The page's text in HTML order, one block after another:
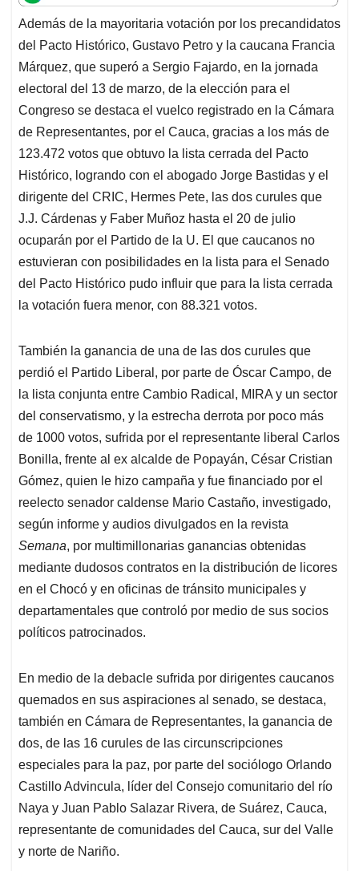
t
s
A
p
p
e
b
o
o
k
k
e
d
I
n
i
l
e
a
d
s
Además de la mayoritaria votación por los precandidatos
del Pacto Histórico, Gustavo Petro y la caucana Francia
Márquez, que superó a Sergio Fajardo, en la jornada
electoral del 13 de marzo, de la elección para el
Congreso se destaca el vuelco registrado en la Cámara
de Representantes, por el Cauca, gracias a los más de
123.472 votos que obtuvo la lista cerrada del Pacto
Histórico, logrando con el abogado Jorge Bastidas y el
dirigente del CRIC, Hermes Pete, las dos curules que
J.J. Cárdenas y Faber Muñoz hasta el 20 de julio
ocuparán por el Partido de la U. El que caucanos no
estuvieran con posibilidades en la lista para el Senado
del Pacto Histórico pudo influir que para la lista cerrada
la votación fuera menor, con 88.321 votos.
También la ganancia de una de las dos curules que
perdió el Partido Liberal, por parte de Óscar Campo, de
la lista conjunta entre Cambio Radical, MIRA y un sector
del conservatismo, y la estrecha derrota por poco más
de 1000 votos, sufrida por el representante liberal Carlos
Bonilla, frente al ex alcalde de Popayán, César Cristian
Gómez, quien le hizo campaña y fue financiado por el
reelecto senador caldense Mario Castaño, investigado,
según informe y audios divulgados en la revista
Semana, por multimillonarias ganancias obtenidas
mediante dudosos contratos en la distribución de licores
en el Chocó y en oficinas de tránsito municipales y
departamentales que controló por medio de sus socios
políticos patrocinados.
En medio de la debacle sufrida por dirigentes caucanos
quemados en sus aspiraciones al senado, se destaca,
también en Cámara de Representantes, la ganancia de
dos, de las 16 curules de las circunscripciones
especiales para la paz, por parte del sociólogo Orlando
Castillo Advincula, líder del Consejo comunitario del río
Naya y Juan Pablo Salazar Rivera, de Suárez, Cauca,
representante de comunidades del Cauca, sur del Valle
y norte de Nariño.